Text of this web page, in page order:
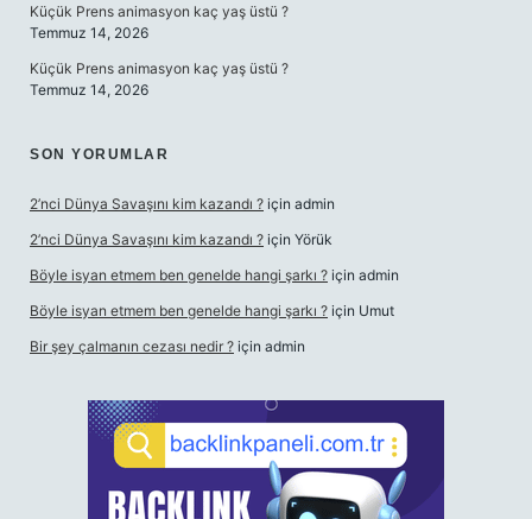
Küçük Prens animasyon kaç yaş üstü ?
Temmuz 14, 2026
Küçük Prens animasyon kaç yaş üstü ?
Temmuz 14, 2026
SON YORUMLAR
2’nci Dünya Savaşını kim kazandı ? için admin
2’nci Dünya Savaşını kim kazandı ? için Yörük
Böyle isyan etmem ben genelde hangi şarkı ? için admin
Böyle isyan etmem ben genelde hangi şarkı ? için Umut
Bir şey çalmanın cezası nedir ? için admin